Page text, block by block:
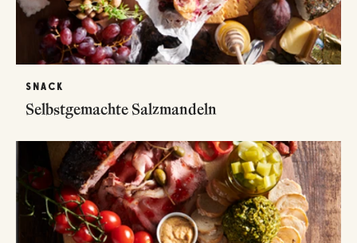
SNACK
Selbstgemachte Salzmandeln